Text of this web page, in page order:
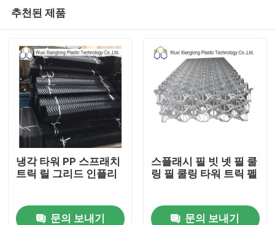
집
추천된 제품
냉각 타워 PP 스프래치
트릭 릴 그리드 인플리
문의 보내기
스플래시 필 빗 넷 필 쿨
링 필 쿨링 타워 트릭 펠
문의 보내기